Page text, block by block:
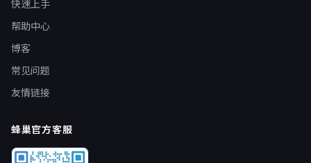
快速上手
帮助中心
博客
常见问题
友情链接
蜂巢官方客服